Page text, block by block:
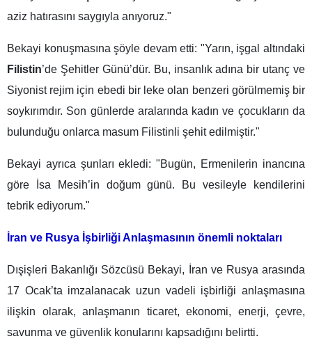
aziz hatırasını saygıyla anıyoruz."
Bekayi konuşmasına şöyle devam etti: "Yarın, işgal altındaki
Filistin’de Şehitler Günü’dür. Bu, insanlık adına bir utanç ve
Siyonist rejim için ebedi bir leke olan benzeri görülmemiş bir
soykırımdır. Son günlerde aralarında kadın ve çocukların da
bulunduğu onlarca masum Filistinli şehit edilmiştir."
Bekayi ayrıca şunları ekledi: "Bugün, Ermenilerin inancına
göre İsa Mesih’in doğum günü. Bu vesileyle kendilerini
tebrik ediyorum."
İran ve Rusya İşbirliği Anlaşmasının önemli noktaları
Dışişleri Bakanlığı Sözcüsü Bekayi, İran ve Rusya arasında
17 Ocak’ta imzalanacak uzun vadeli işbirliği anlaşmasına
ilişkin olarak, anlaşmanın ticaret, ekonomi, enerji, çevre,
savunma ve güvenlik konularını kapsadığını belirtti.